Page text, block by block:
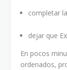
completar
dejar que
En pocos
ordenados,